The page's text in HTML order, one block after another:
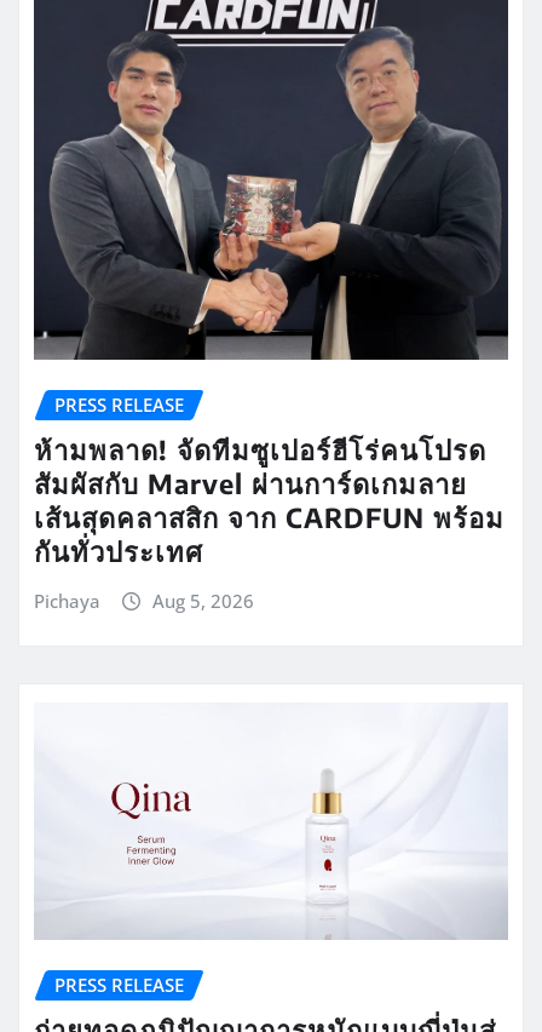
PRESS RELEASE
ห้ามพลาด! จัดทีมซูเปอร์ฮีโร่คนโปรด
สัมผัสกับ Marvel ผ่านการ์ดเกมลาย
เส้นสุดคลาสสิก จาก CARDFUN พร้อม
กันทั่วประเทศ
Pichaya Aug 5, 2026
PRESS RELEASE